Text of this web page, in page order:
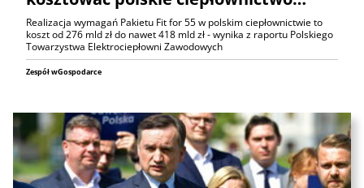
Realizacja wymagań Pakietu Fit for 55 w polskim ciepłownictwie to
koszt od 276 mld zł do nawet 418 mld zł - wynika z raportu Polskiego
Towarzystwa Elektrociepłowni Zawodowych
Zespół wGospodarce